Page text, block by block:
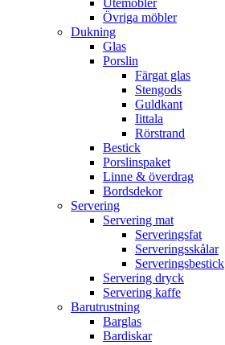
Utemöbler
Övriga möbler
Dukning
Glas
Porslin
Färgat glas
Stengods
Guldkant
Iittala
Rörstrand
Bestick
Porslinspaket
Linne & överdrag
Bordsdekor
Servering
Servering mat
Serveringsfat
Serveringsskålar
Serveringsbestick
Servering dryck
Servering kaffe
Barutrustning
Barglas
Bardiskar